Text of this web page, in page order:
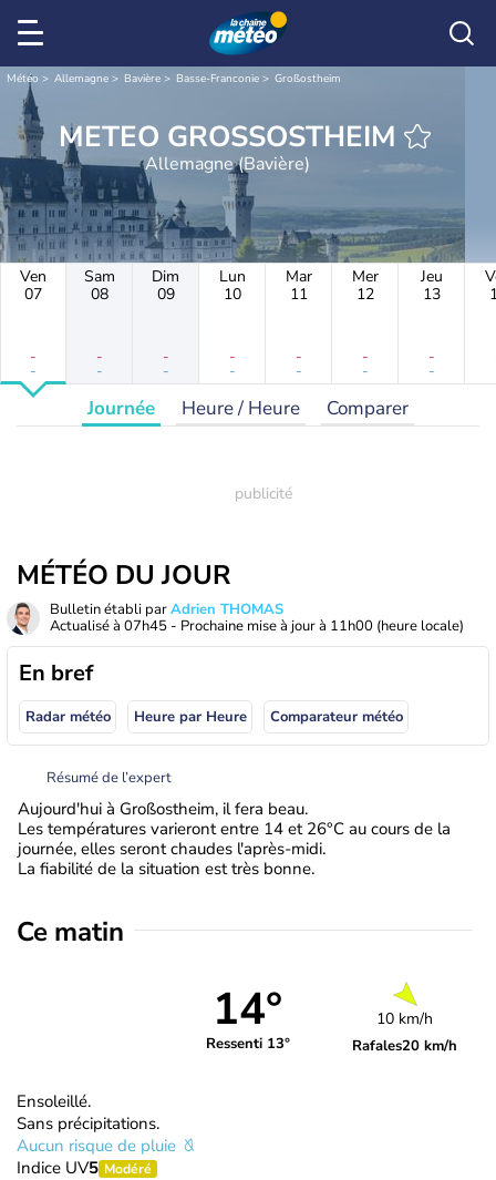
Météo Allemagne Bavière Basse-Franconie Großostheim
METEO GROSSOSTHEIM
Allemagne (Bavière)
Ven
07
-
-
Sam
08
-
-
Dim
09
-
-
Lun
10
-
-
Mar
11
-
-
Mer
12
-
-
Jeu
13
-
-
Journée Heure / Heure Comparer
MÉTÉO DU JOUR
Bulletin établi parAdrien THOMAS
Actualisé à 07h45 - Prochaine mise à jour à 11h00 (heure locale)
En bref
Radar météo Heure par Heure Comparateur météo
Résumé de l’expert
Aujourd'hui à Großostheim, il fera beau.
Les températures varieront entre 14 et 26°C au cours de la
journée, elles seront chaudes l'après-midi.
La fiabilité de la situation est très bonne.
Ce matin
14°
Ressenti 13°
10 km/h
Rafales20 km/h
Ensoleillé.
Sans précipitations.
Aucun risque de pluie
Indice UV5 Modéré